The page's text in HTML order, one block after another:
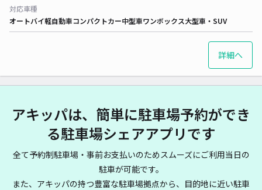
対応車種
オートバイ軽自動車コンパクトカー中型車ワンボックス大型車・SUV
詳細へ
アキッパは、簡単に駐車場予約ができ
る駐車場シェアアプリです
全て予約制駐車場・事前お支払いのためスムーズにご利用当日の
駐車が可能です。
また、アキッパの持つ豊富な駐車場拠点から、目的地に近い駐車